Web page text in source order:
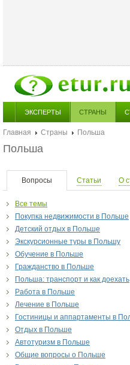
ЭКСПЕРТЫ СТРАНЫ
Главная Страны
Польша
Польша
Вопросы Статьи О
Все темы
Покупка недвижимости в Польше
Детский отдых в Польше
Экскурсионные туры в Польшу
Обучение в Польше
Гражданство в Польше
Польша: транспорт и как доехать
Работа в Польше
Лечение в Польше
Гостиницы и аппартаменты в
Отдых в Польше
Автотуризм в Польше
Общие вопросы о Польше